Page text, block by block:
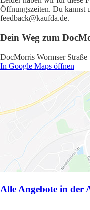
Öffnungszeiten. Du kannst
feedback@kaufda.de.
Dein Weg zum
DocMorris Wormser
In Google Maps öffnen
Alle Angebote in der